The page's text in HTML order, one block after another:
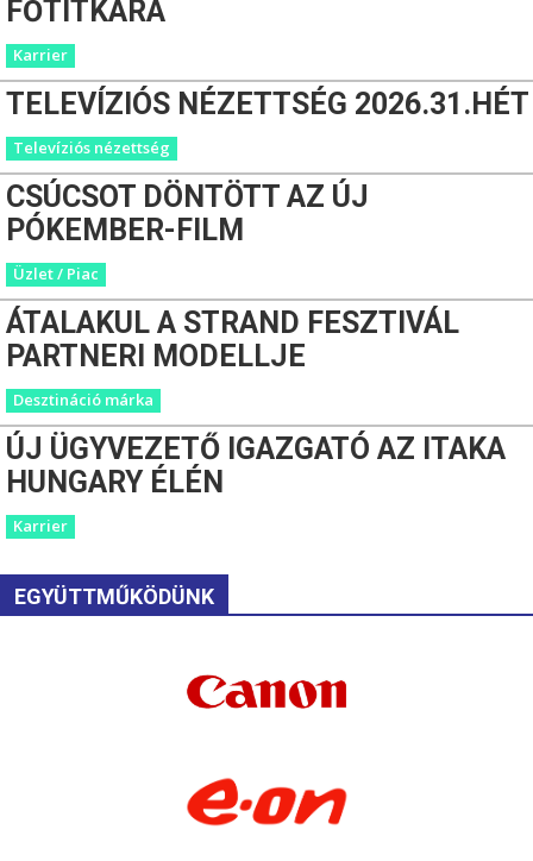
FŐTITKÁRA
Karrier
TELEVÍZIÓS NÉZETTSÉG 2026.31.HÉT
Televíziós nézettség
CSÚCSOT DÖNTÖTT AZ ÚJ
PÓKEMBER-FILM
Üzlet / Piac
ÁTALAKUL A STRAND FESZTIVÁL
PARTNERI MODELLJE
Desztináció márka
ÚJ ÜGYVEZETŐ IGAZGATÓ AZ ITAKA
HUNGARY ÉLÉN
Karrier
EGYÜTTMŰKÖDÜNK